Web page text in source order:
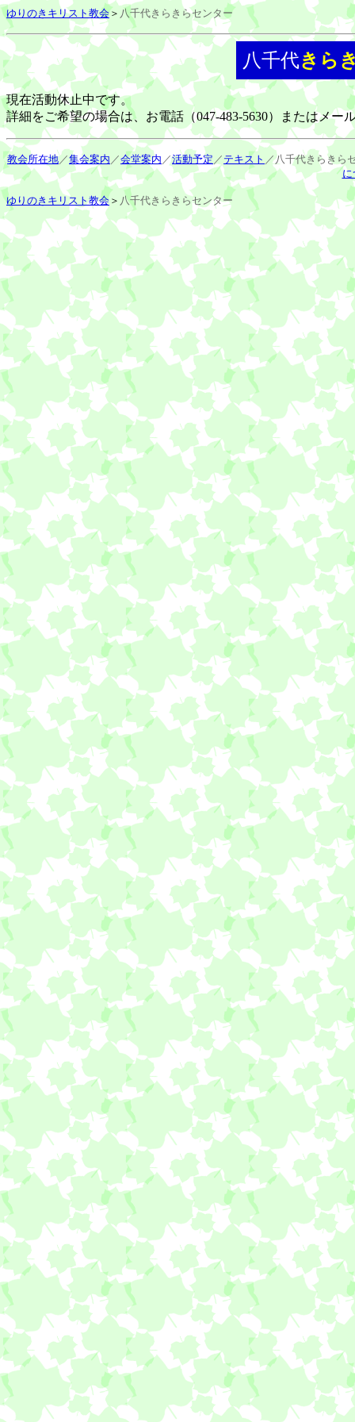
ゆりのきキリスト教会＞ 八千代きらきらセンター
八千代きら
現在活動休止中です。
詳細をご希望の場合は、お電話（047-483-5630）またはメー
教会所在地／集会案内 ／会堂案内 ／活動予定 ／ テキスト ／八千代きらきら
に
ゆりのきキリスト教会 ＞ 八千代きらきらセンター